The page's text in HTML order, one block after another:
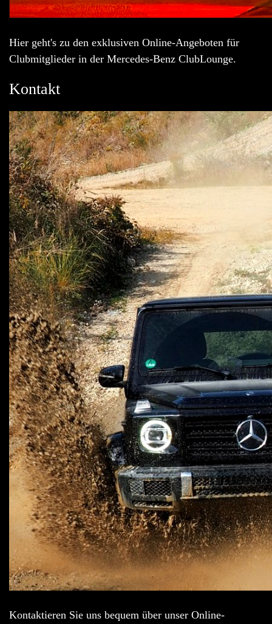
Hier geht's zu den exklusiven Online-Angeboten für
Clubmitglieder in der Mercedes-Benz ClubLounge.
Kontakt
Kontaktieren Sie uns bequem über unser Online-